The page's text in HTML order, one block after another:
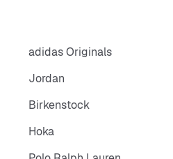
adidas Originals
Jordan
Birkenstock
Hoka